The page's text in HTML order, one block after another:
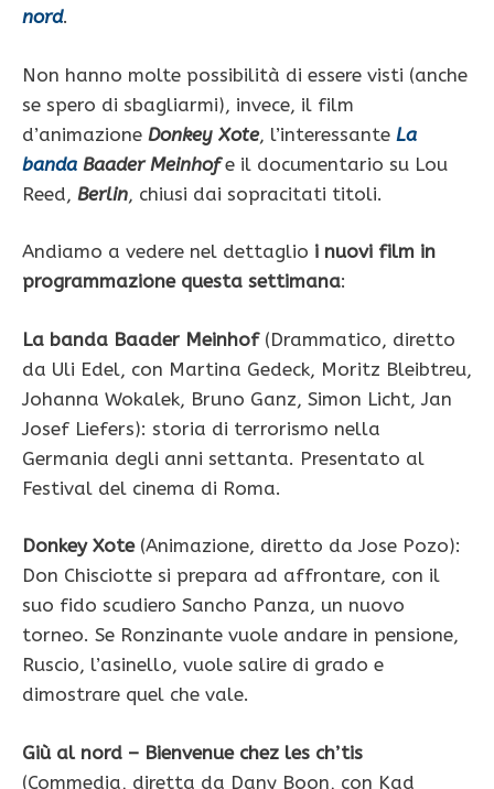
nord.
Non hanno molte possibilità di essere visti (anche
se spero di sbagliarmi), invece, il film
d’animazione Donkey Xote, l’interessante La
banda Baader Meinhofe il documentario su Lou
Reed, Berlin, chiusi dai sopracitati titoli.
Andiamo a vedere nel dettaglio i nuovi film in
programmazione questa settimana:
La banda Baader Meinhof(Drammatico, diretto
da Uli Edel, con Martina Gedeck, Moritz Bleibtreu,
Johanna Wokalek, Bruno Ganz, Simon Licht, Jan
Josef Liefers): storia di terrorismo nella
Germania degli anni settanta. Presentato al
Festival del cinema di Roma.
Donkey Xote(Animazione, diretto da Jose Pozo):
Don Chisciotte si prepara ad affrontare, con il
suo fido scudiero Sancho Panza, un nuovo
torneo. Se Ronzinante vuole andare in pensione,
Ruscio, l’asinello, vuole salire di grado e
dimostrare quel che vale.
Giù al nord – Bienvenue chez les ch’tis
(Commedia, diretta da Dany Boon, con Kad